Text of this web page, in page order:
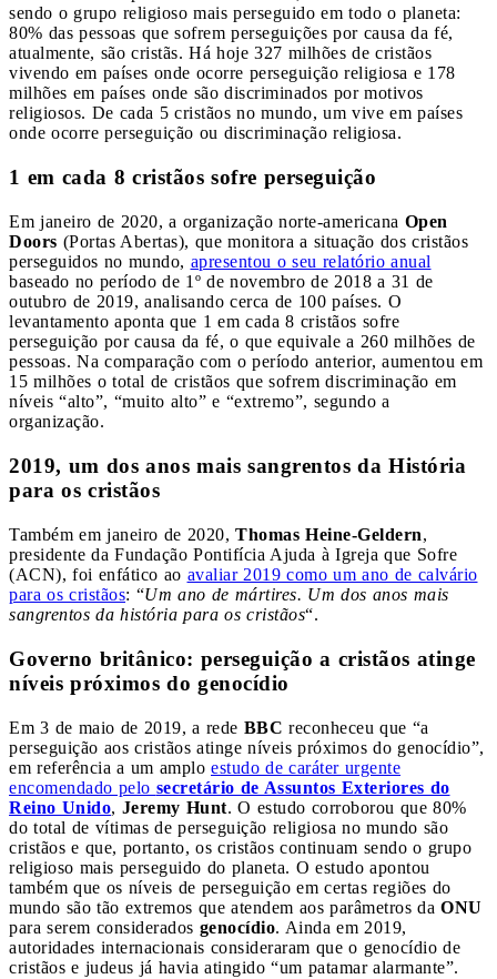
sendo o grupo religioso mais perseguido em todo o planeta:
80% das pessoas que sofrem perseguições por causa da fé,
atualmente, são cristãs. Há hoje 327 milhões de cristãos
vivendo em países onde ocorre perseguição religiosa e 178
milhões em países onde são discriminados por motivos
religiosos. De cada 5 cristãos no mundo, um vive em países
onde ocorre perseguição ou discriminação religiosa.
1 em cada 8 cristãos sofre perseguição
Em janeiro de 2020, a organização norte-americana Open
Doors (Portas Abertas), que monitora a situação dos cristãos
perseguidos no mundo, apresentou o seu relatório anual
baseado no período de 1º de novembro de 2018 a 31 de
outubro de 2019, analisando cerca de 100 países. O
levantamento aponta que 1 em cada 8 cristãos sofre
perseguição por causa da fé, o que equivale a 260 milhões de
pessoas. Na comparação com o período anterior, aumentou em
15 milhões o total de cristãos que sofrem discriminação em
níveis “alto”, “muito alto” e “extremo”, segundo a
organização.
2019, um dos anos mais sangrentos da História
para os cristãos
Também em janeiro de 2020, Thomas Heine-Geldern,
presidente da Fundação Pontifícia Ajuda à Igreja que Sofre
(ACN), foi enfático ao avaliar 2019 como um ano de calvário
para os cristãos: “Um ano de mártires. Um dos anos mais
sangrentos da história para os cristãos“.
Governo britânico: perseguição a cristãos atinge
níveis próximos do genocídio
Em 3 de maio de 2019, a rede BBC reconheceu que “a
perseguição aos cristãos atinge níveis próximos do genocídio”,
em referência a um amplo estudo de caráter urgente
encomendado pelo secretário de Assuntos Exteriores do
Reino Unido, Jeremy Hunt. O estudo corroborou que 80%
do total de vítimas de perseguição religiosa no mundo são
cristãos e que, portanto, os cristãos continuam sendo o grupo
religioso mais perseguido do planeta. O estudo apontou
também que os níveis de perseguição em certas regiões do
mundo são tão extremos que atendem aos parâmetros da ONU
para serem considerados genocídio. Ainda em 2019,
autoridades internacionais consideraram que o genocídio de
cristãos e judeus já havia atingido “um patamar alarmante”.